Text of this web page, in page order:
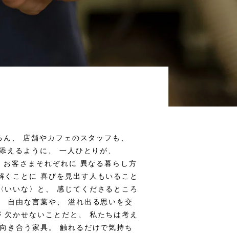
、 店舗やカフェのスタッフも、
えるように、 一人ひとりが、
客さまそれぞれに 異なる暮らし方
ことに 喜びを見出す人もいること
いな〉と、 感じてくださるところ
自由な言葉や、 溢れ出る思いを交
かせないことだと、 私たちは考え
き合う家具。 触れるだけで気持ち